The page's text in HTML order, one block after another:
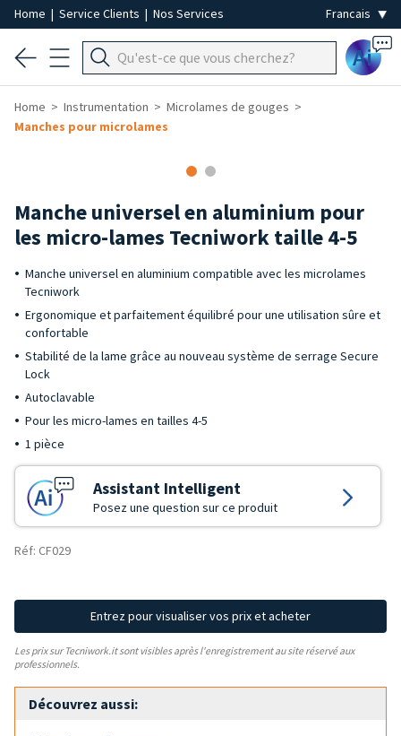
Home | Service Clients | Nos Services
Ai
Home Instrumentation
Microlames de gouges
Manches pour microlames
Manche universel en aluminium pour
les micro-lames Tecniwork taille 4-5
Manche universel en aluminium compatible avec les microlames
Tecniwork
Ergonomique et parfaitement équilibré pour une utilisation sûre et
confortable
Stabilité de la lame grâce au nouveau système de serrage Secure
Lock
Autoclavable
Pour les micro-lames en tailles 4-5
1 pièce
Assistant Intelligent
Posez une question sur ce produit
Réf: CF029
Entrez pour visualiser vos prix et acheter
Les prix sur Tecniwork.it sont visibles après l'enregistrement au site réservé aux
professionnels.
Découvrez aussi: